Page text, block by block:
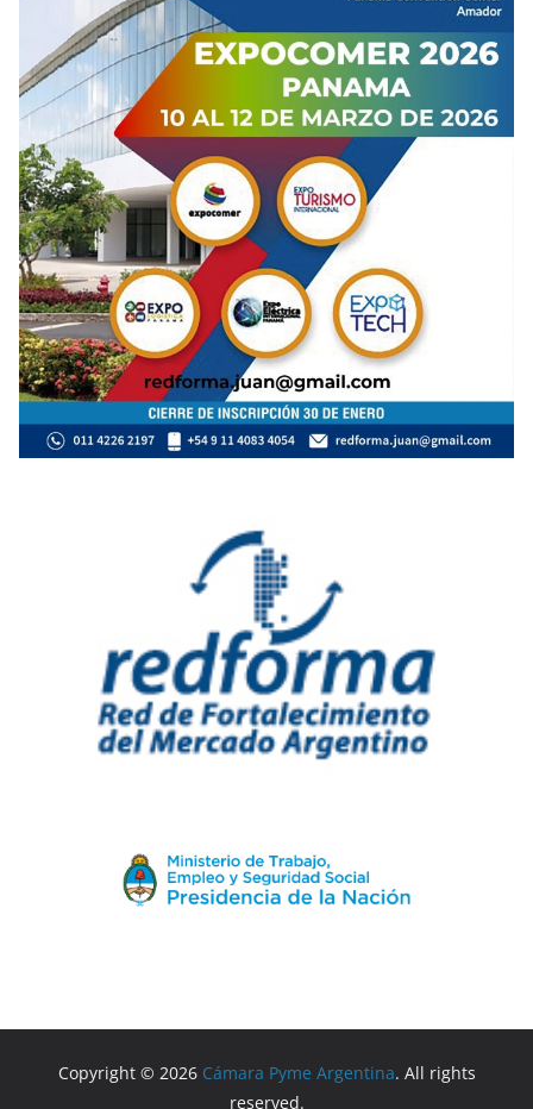
Copyright © 2026 Cámara Pyme Argentina. All rights
reserved.